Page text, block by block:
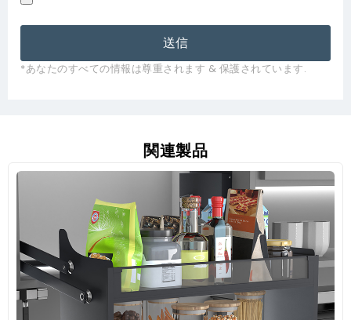
送信
*あなたのすべての情報は尊重されます & 保護されています.
関連製品